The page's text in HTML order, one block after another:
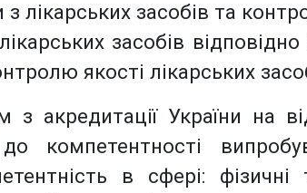
засобів та
засобів відповідно
якості лікарських
з акредитації України на
компетентності
в сфері: фізичні та